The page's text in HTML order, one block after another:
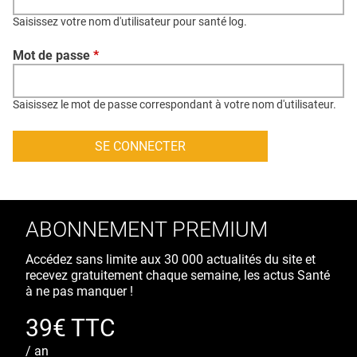
CONTACT
CRÉDITS
Saisissez votre nom d'utilisateur pour santé log.
Mot de passe *
Saisissez le mot de passe correspondant à votre nom d'utilisateur.
ABONNEMENT PREMIUM
Accédez sans limite aux 30 000 actualités du site et
recevez gratuitement chaque semaine, les actus Santé
à ne pas manquer !
39€ TTC
/ an